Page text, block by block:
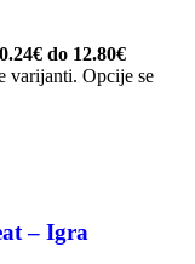
do 12.80€
varijanti. Opcije se
– Igra